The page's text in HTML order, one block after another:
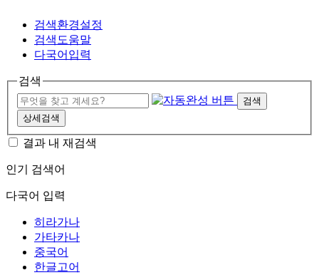
검색환경설정
검색도움말
다국어입력
검색
검색
상세검색
결과 내 재검색
인기 검색어
다국어 입력
히라가나
가타카나
중국어
한글고어